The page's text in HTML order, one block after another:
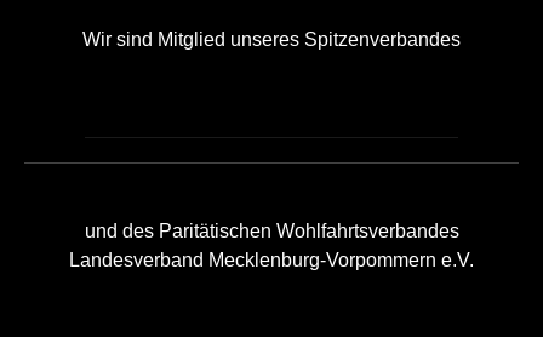
Wir sind Mitglied unseres Spitzenverbandes
und des Paritätischen Wohlfahrtsverbandes
Landesverband Mecklenburg-Vorpommern e.V.